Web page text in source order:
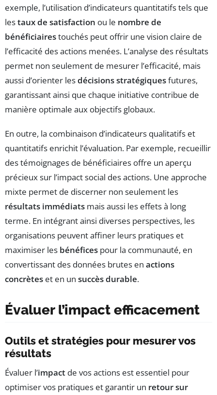
exemple, l’utilisation d’indicateurs quantitatifs tels que
lestaux de satisfaction ou le nombre de
bénéficiairestouchés peut offrir une vision claire de
l’efficacité des actions menées. L’analyse des résultats
permet non seulement de mesurer l’efficacité, mais
aussi d’orienter lesdécisions stratégiquesfutures,
garantissant ainsi que chaque initiative contribue de
manière optimale aux objectifs globaux.
En outre, la combinaison d’indicateurs qualitatifs et
quantitatifs enrichit l’évaluation. Par exemple, recueillir
des témoignages de bénéficiaires offre un aperçu
précieux sur l’impact social des actions. Une approche
mixte permet de discerner non seulement les
résultats immédiats mais aussi les effets à long
terme. En intégrant ainsi diverses perspectives, les
organisations peuvent affiner leurs pratiques et
maximiser les bénéfices pour la communauté, en
convertissant des données brutes en actions
concrètes et en un succès durable.
Évaluer l’impact efficacement
Outils et stratégies pour mesurer vos
résultats
Évaluer l’impact de vos actions est essentiel pour
optimiser vos pratiques et garantir un retour sur